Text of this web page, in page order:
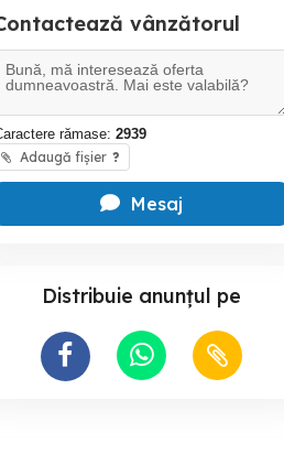
vânzătorul
rămase: 2939
Adaugă fișier ?
Mesaj
Distribuie anunțul pe